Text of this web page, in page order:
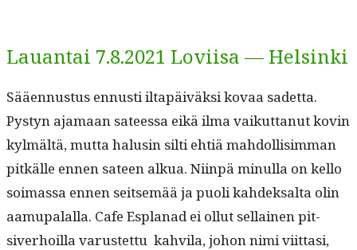
Lauantai 7.8.2021 Loviisa — Helsinki
Sääen­nus­tus ennusti iltapäiväk­si kovaa sadet­ta.
Pystyn aja­maan sateessa eikä ilma vaikut­tanut kovin
kylmältä, mut­ta halusin silti ehtiä mah­dol­lisim­man
pitkälle ennen sateen alkua. Niin­pä min­ul­la on kel­lo
soimas­sa ennen seit­semää ja puoli kahdek­salta olin
aamu­palal­la. Cafe Esplanad ei ollut sel­l­ainen pit­
siver­hoil­la varustet­tu kahvi­la, johon nimi viit­tasi,